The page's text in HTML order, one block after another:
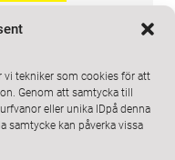
vi tekniker som cookies för att
Genom att samtycka till
eller unika IDpå denna
samtycke kan påverka vissa